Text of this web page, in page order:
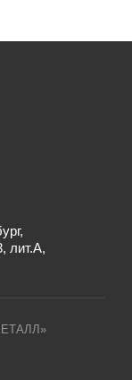
лит.А,